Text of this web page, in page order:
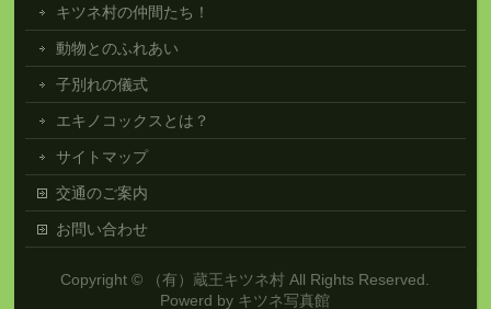
キツネ村の仲間たち！
動物とのふれあい
子別れの儀式
エキノコックスとは？
サイトマップ
交通のご案内
お問い合わせ
Copyright © （有）蔵王キツネ村 All Rights Reserved.
Powerd by キツネ写真館